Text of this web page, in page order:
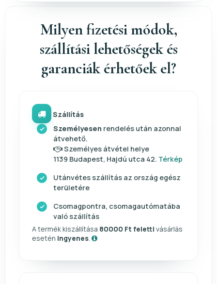
Milyen fizetési módok,
szállítási lehetőségek és
garanciák érhetőek el?
Szállítás
Személyesen rendelés után azonnal
átvehető.
Személyes átvétel helye
1139 Budapest, Hajdú utca 42. Térkép
Utánvétes szállítás az ország egész
területére
Csomagpontra, csomagautómatába
való szállítás
A termék kiszállítása 80000 Ft feletti vásárlás
esetén ingyenes.